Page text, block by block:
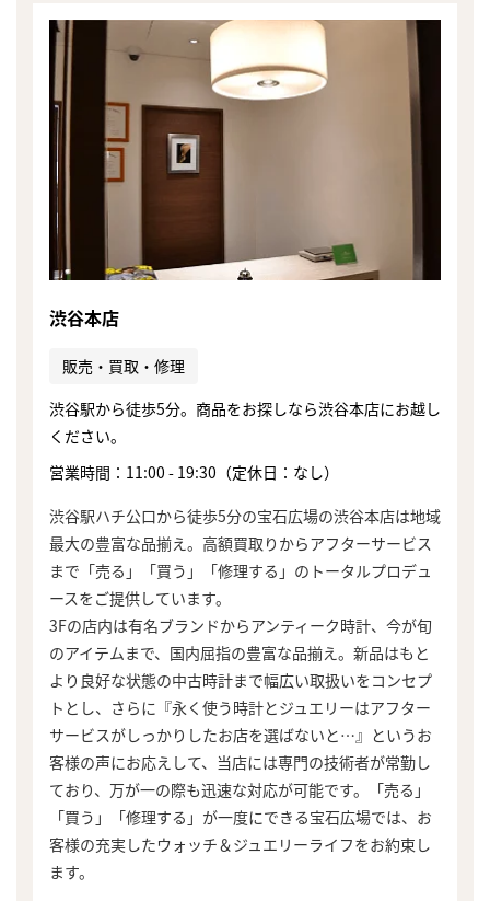
渋谷本店
販売・買取・修理
渋谷駅から徒歩5分。商品をお探しなら渋谷本店にお越し
ください。
営業時間：11:00 - 19:30（定休日：なし）
渋谷駅ハチ公口から徒歩5分の宝石広場の渋谷本店は地域
最大の豊富な品揃え。高額買取りからアフターサービス
まで「売る」「買う」「修理する」のトータルプロデュ
ースをご提供しています。
3Fの店内は有名ブランドからアンティーク時計、今が旬
のアイテムまで、国内屈指の豊富な品揃え。新品はもと
より良好な状態の中古時計まで幅広い取扱いをコンセプ
トとし、さらに『永く使う時計とジュエリーはアフター
サービスがしっかりしたお店を選ばないと…』というお
客様の声にお応えして、当店には専門の技術者が常勤し
ており、万が一の際も迅速な対応が可能です。「売る」
「買う」「修理する」が一度にできる宝石広場では、お
客様の充実したウォッチ＆ジュエリーライフをお約束し
ます。